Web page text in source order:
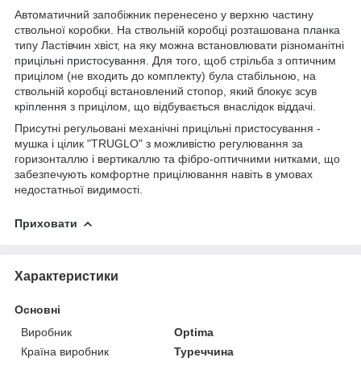
Автоматичний запобіжник перенесено у верхню частину
ствольної коробки. На ствольній коробці розташована планка
типу Ластівчин хвіст, на яку можна встановлювати різноманітні
прицільні пристосування . Для того, щоб стрільба з оптичним
прицілом (не входить до комплекту) була стабільною, на
ствольній коробці встановлений стопор, який блокує зсув
кріплення з прицілом, що відбувається внаслідок віддачі.
Присутні регульовані механічні прицільні пристосування -
мушка і цілик "TRUGLO" з можливістю регулювання за
горизонталлю і вертикаллю та фібро-оптичними нитками, що
забезпечують комфортне прицілювання навіть в умовах
недостатньої видимості.
Приховати
Характеристики
Основні
Виробник
Optima
Країна виробник
Туреччина